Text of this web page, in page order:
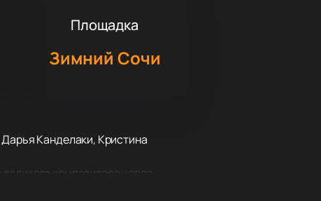
Площадка
Зимний Сочи
Канделаки, Кристина
композитора через
Ильича Чайковского,